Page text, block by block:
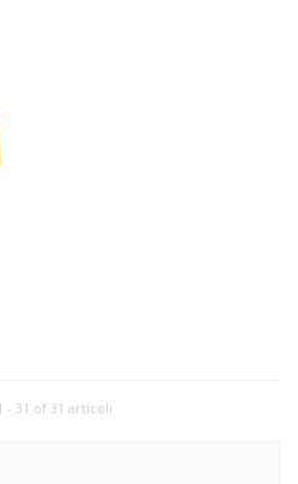
- 31 of 31 articoli